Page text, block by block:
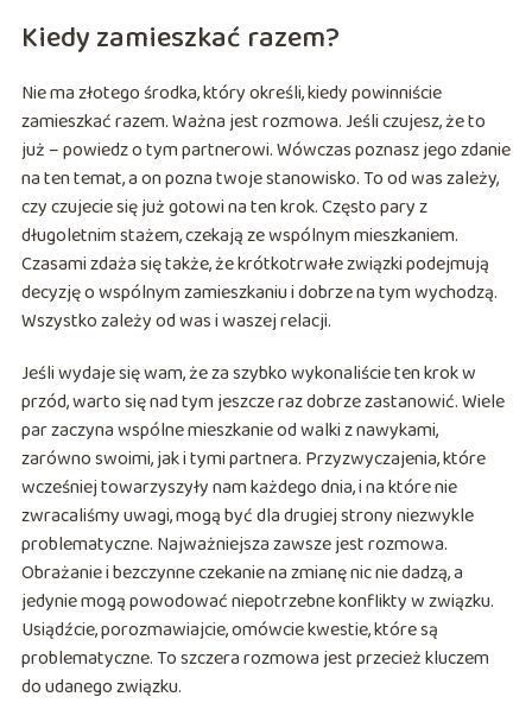
Kiedy zamieszkać razem?
Nie ma złotego środka, który określi, kiedy powinniście
zamieszkać razem. Ważna jest rozmowa. Jeśli czujesz, że to
już – powiedz o tym partnerowi. Wówczas poznasz jego zdanie
na ten temat, a on pozna twoje stanowisko. To od was zależy,
czy czujecie się już gotowi na ten krok. Często pary z
długoletnim stażem, czekają ze wspólnym mieszkaniem.
Czasami zdaża się także, że krótkotrwałe związki podejmują
decyzję o wspólnym zamieszkaniu i dobrze na tym wychodzą.
Wszystko zależy od was i waszej relacji.
Jeśli wydaje się wam, że za szybko wykonaliście ten krok w
przód, warto się nad tym jeszcze raz dobrze zastanowić. Wiele
par zaczyna wspólne mieszkanie od walki z nawykami,
zarówno swoimi, jak i tymi partnera. Przyzwyczajenia, które
wcześniej towarzyszyły nam każdego dnia, i na które nie
zwracaliśmy uwagi, mogą być dla drugiej strony niezwykle
problematyczne. Najważniejsza zawsze jest rozmowa.
Obrażanie i bezczynne czekanie na zmianę nic nie dadzą, a
jedynie mogą powodować niepotrzebne konflikty w związku.
Usiądźcie, porozmawiajcie, omówcie kwestie, które są
problematyczne. To szczera rozmowa jest przecież kluczem
do udanego związku.